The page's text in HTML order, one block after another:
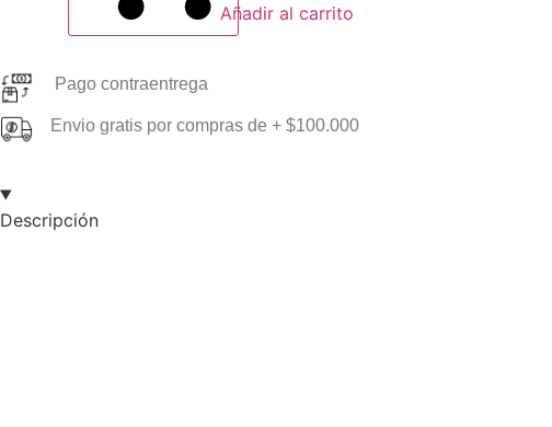
Añadir al carrito
Pago contraentrega
Envio gratis por compras de + $100.000
Descripción